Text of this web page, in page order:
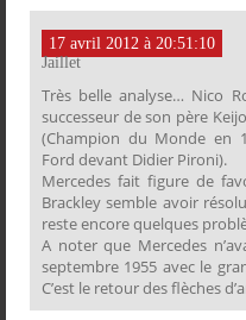
PARTAGERPARTAGERPARTAGERPARTAGER
17 avril 2012 à 20:51:10
Jaillet
Très belle analyse… Nico
successeur de son père
(Champion du Monde en
Ford devant Didier Pironi).
Mercedes fait figure de
Brackley semble avoir
reste encore quelques
A noter que Mercedes
septembre 1955 avec le
C’est le retour des flèches